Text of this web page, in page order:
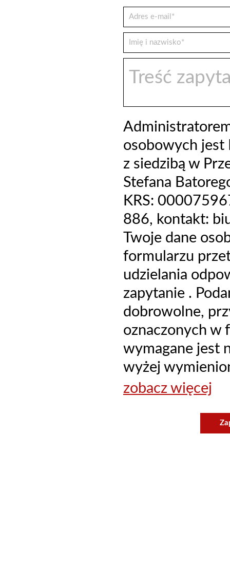
osobowych jest
z siedzibą w
Stefana
KRS:
886, kontakt:
Twoje dane
formularzu
udzielania
zapytanie .
dobrowolne,
oznaczonych w
wymagane jest
wyżej
zobacz więcej